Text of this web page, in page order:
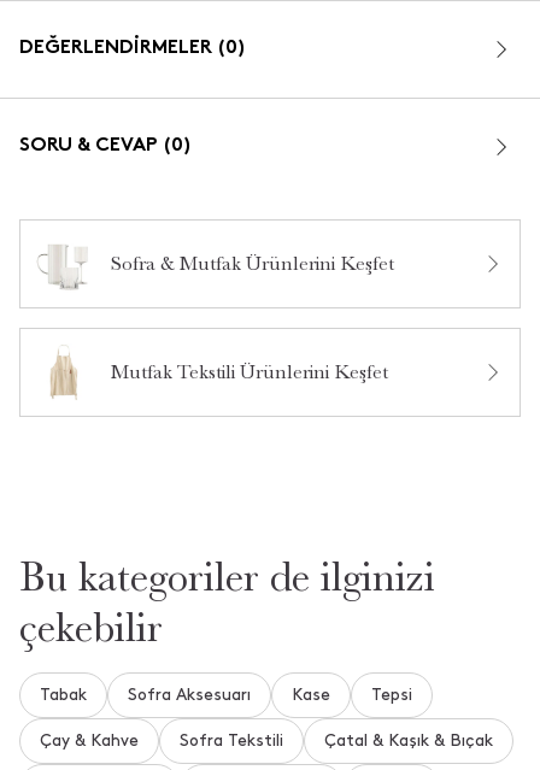
DEĞERLENDİRMELER (0)
SORU & CEVAP (0)
Sofra & Mutfak Ürünlerini Keşfet
Mutfak Tekstili Ürünlerini Keşfet
Bu kategoriler de ilginizi
çekebilir
Tabak Sofra Aksesuarı Kase Tepsi
Çay & Kahve Sofra Tekstili Çatal & Kaşık & Bıçak